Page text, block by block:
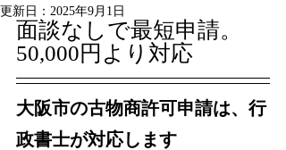
更新日： 2025年9月1日
面談なしで最短申請。
50,000円より対応
大阪市の古物商許可申請は、行
政書士が対応します